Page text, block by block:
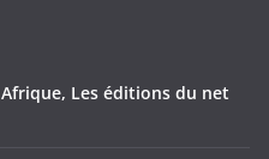
Les éditions du net